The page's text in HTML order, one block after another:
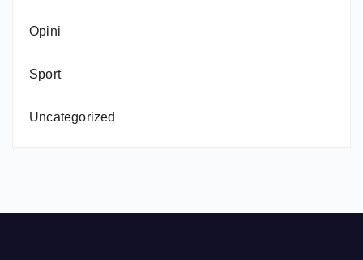
Opini
Sport
Uncategorized